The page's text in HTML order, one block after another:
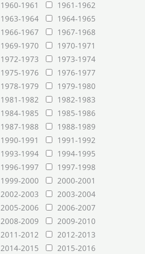
1960-1961
1961-1962
1963-1964
1964-1965
1966-1967
1967-1968
1969-1970
1970-1971
1972-1973
1973-1974
1975-1976
1976-1977
1978-1979
1979-1980
1981-1982
1982-1983
1984-1985
1985-1986
1987-1988
1988-1989
1990-1991
1991-1992
1993-1994
1994-1995
1996-1997
1997-1998
1999-2000
2000-2001
2002-2003
2003-2004
2005-2006
2006-2007
2008-2009
2009-2010
2011-2012
2012-2013
2014-2015
2015-2016